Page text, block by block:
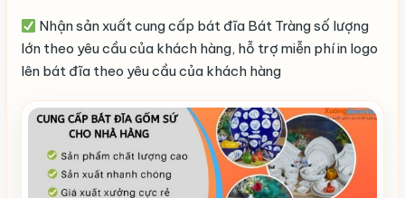
Nhận sản xuất cung cấp bát đĩa Bát Tràng số lượng
lớn theo yêu cầu của khách hàng, hỗ trợ miễn phí in logo
lên bát đĩa theo yêu cầu của khách hàng